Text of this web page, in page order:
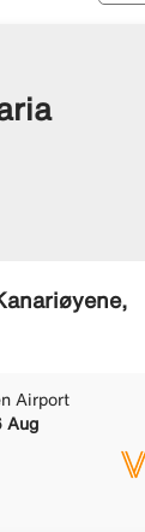
Airport
Aug